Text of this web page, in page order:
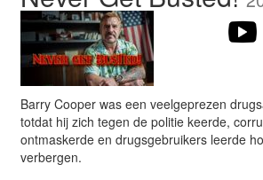
Barry Cooper was een veelgeprezen
totdat hij zich tegen de politie keerde,
ontmaskerde en drugsgebruikers leerde
verbergen.